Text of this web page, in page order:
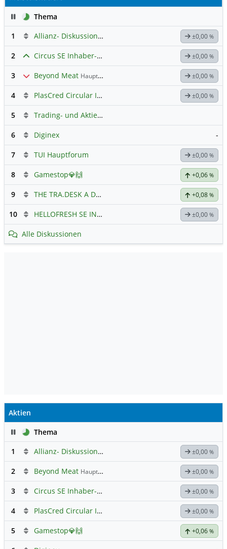
PauseThema
1
Allianz- Diskussion mit derminator ±0,00 %
2 Circus SE Inhaber-Akt ±0,00 %
3 Beyond Meat Hauptdiskussion ±0,00 %
4 PlasCred Circular Innovations ±0,00 %
5 Trading- und Aktien-Chat
6 Diginex -
7 TUI Hauptforum ±0,00 %
8 Gamestop💎🙌 +0,06 %
9 THE TRA.DESK A DL-,000001 +0,08 %
10 HELLOFRESH SE INH O.N. ±0,00 %
Alle Diskussionen
Aktien
PauseThema
1
Allianz- Diskussion mit derminator ±0,00 %
2 Beyond Meat Hauptdiskussion ±0,00 %
3 Circus SE Inhaber-Akt ±0,00 %
4 PlasCred Circular Innovations ±0,00 %
5 Gamestop💎🙌 +0,06 %